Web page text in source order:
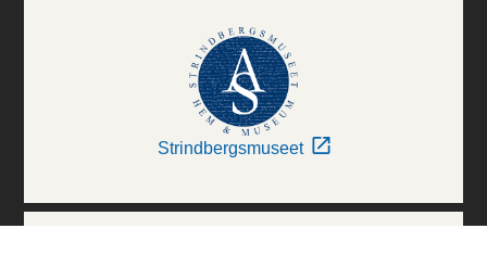
Strindbergsmuseet